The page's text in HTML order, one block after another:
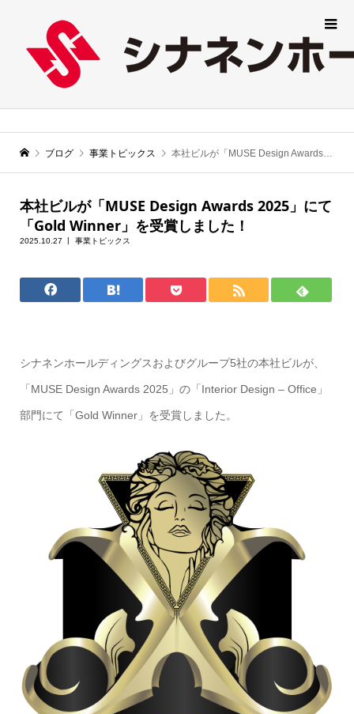
ブログ 事業トピックス 本社ビルが「MUSE Design Awards 2025」にて「Gold Winner」を受賞しました！
本社ビルが「MUSE Design Awards 2025」にて
「Gold Winner」を受賞しました！
2025.10.27 事業トピックス
シナネンホールディングスおよびグループ5社の本社ビルが、
「MUSE Design Awards 2025」の「Interior Design – Office」
部門にて「Gold Winner」を受賞しました。